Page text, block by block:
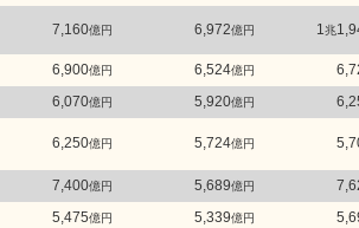
7,160億円 6,972億円 1兆
6,900億円 6,524億円
6,070億円 5,920億円
6,250億円 5,724億円
7,400億円 5,689億円
5,475億円 5,339億円